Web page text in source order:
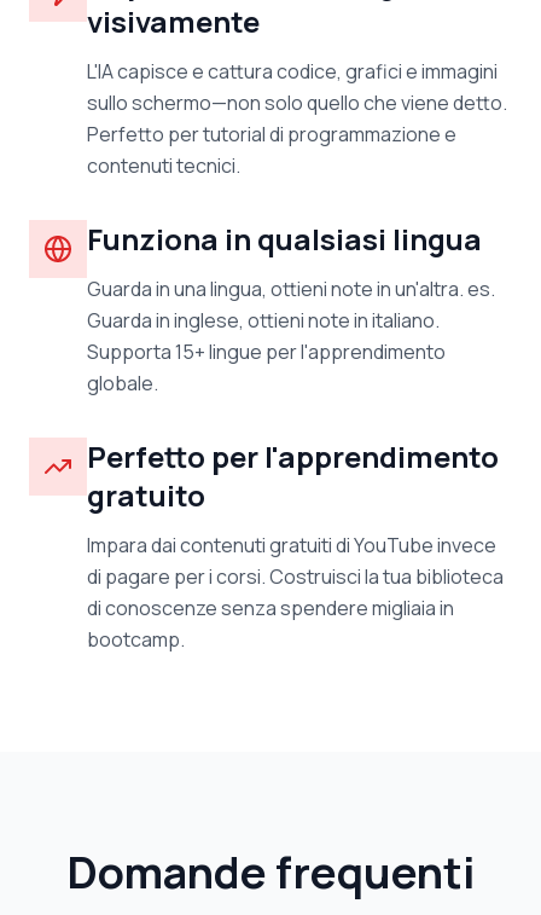
visivamente
L'IA capisce e cattura codice, grafici e immagini
sullo schermo—non solo quello che viene detto.
Perfetto per tutorial di programmazione e
contenuti tecnici.
Funziona in qualsiasi lingua
Guarda in una lingua, ottieni note in un'altra. es.
Guarda in inglese, ottieni note in italiano.
Supporta 15+ lingue per l'apprendimento
globale.
Perfetto per l'apprendimento
gratuito
Impara dai contenuti gratuiti di YouTube invece
di pagare per i corsi. Costruisci la tua biblioteca
di conoscenze senza spendere migliaia in
bootcamp.
Domande frequenti